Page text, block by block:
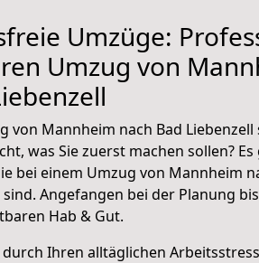
Umzüge:
Umzug von
von Mannheim nach Bad Liebenzell
was Sie zuerst machen sollen?
bei einem Umzug von Mannheim
Angefangen bei der Planung
Hab & Gut.
durch Ihren alltäglichen